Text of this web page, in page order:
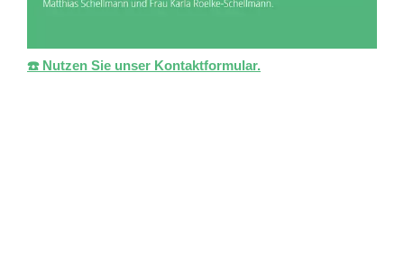
☎️ Nutzen Sie unser Kontaktformular.